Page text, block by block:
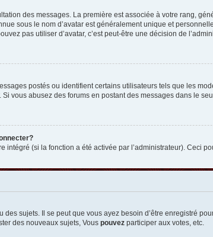
des messages. La première est associée à votre rang,
sous le nom d’avatar est généralement unique et
pas utiliser d’avatar, c’est peut-être une décision de
postés ou identifient certains utilisateurs tels que les
vous abusez des forums en postant des messages dans le
(si la fonction a été activée par l’administrateur). Ceci
sujets. Il se peut que vous ayez besoin d’être enregistré
des nouveaux sujets, Vous pouvez participer aux votes, etc.